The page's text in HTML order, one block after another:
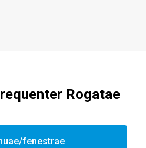
Rogatae
fenestrae